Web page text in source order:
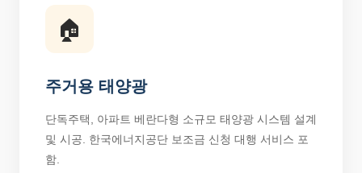
🏠
주거용 태양광
단독주택, 아파트 베란다형 소규모 태양광 시스템 설계
및 시공. 한국에너지공단 보조금 신청 대행 서비스 포
함.